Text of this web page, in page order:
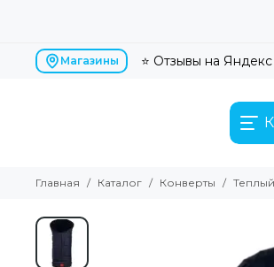
Магазины ⭐ Отзывы на Яндекс
Главная Каталог Конверты